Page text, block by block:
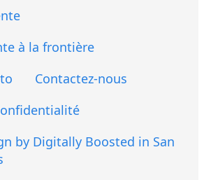
à la frontière
Contactez-nous
by Digitally Boosted in San